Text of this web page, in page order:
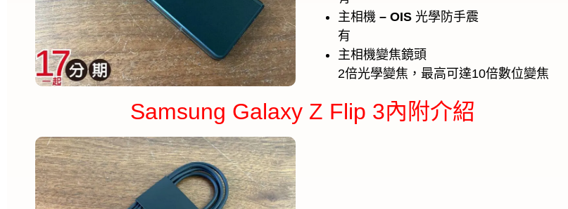
主相機 – OIS 光學防手震
有
主相機變焦鏡頭
2倍光學變焦，最高可達10倍數位變焦
Samsung Galaxy Z Flip 3內附介紹